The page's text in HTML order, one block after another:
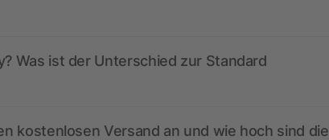
Was ist der Unterschied zur Standard
kostenlosen Versand an und wie hoch sind die